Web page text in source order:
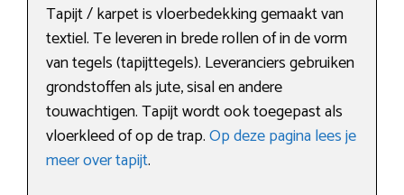
Tapijt / karpet is vloerbedekking gemaakt van
textiel. Te leveren in brede rollen of in de vorm
van tegels (tapijttegels). Leveranciers gebruiken
grondstoffen als jute, sisal en andere
touwachtigen. Tapijt wordt ook toegepast als
vloerkleed of op de trap.Op deze pagina lees je
meer over tapijt.